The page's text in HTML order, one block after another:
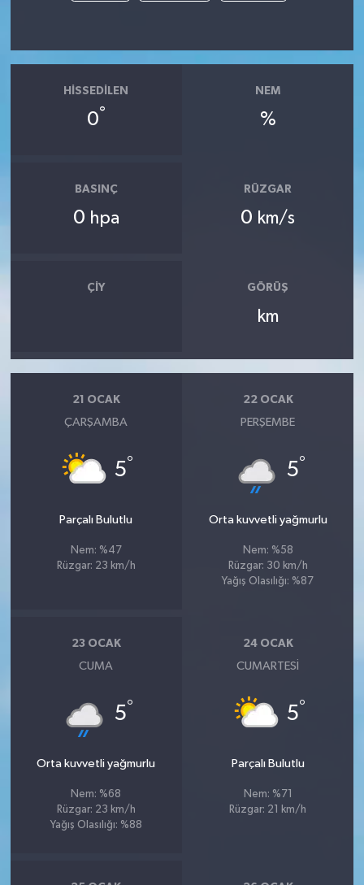
HISSEDILEN
0°
NEM
%
BASINÇ
0 hpa
RÜZGAR
0 km/s
ÇIY GÖRÜŞ
km
21 OCAK
ÇARŞAMBA
5°
Parçalı Bulutlu
Nem: %47
Rüzgar: 23 km/h
22 OCAK
PERŞEMBE
5°
Orta kuvvetli yağmurlu
Nem: %58
Rüzgar: 30 km/h
Yağış Olasılığı: %87
23 OCAK
CUMA
5°
Orta kuvvetli yağmurlu
Nem: %68
Rüzgar: 23 km/h
Yağış Olasılığı: %88
24 OCAK
CUMARTESI
5°
Parçalı Bulutlu
Nem: %71
Rüzgar: 21 km/h